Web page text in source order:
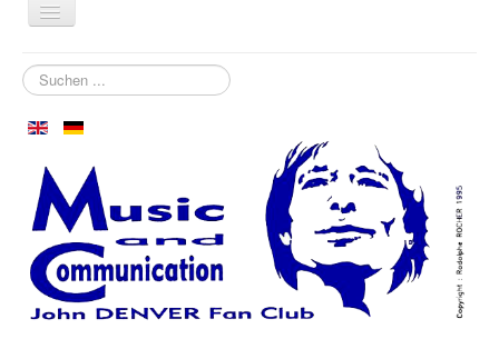
Startseite
Neuigkeiten
Aspen im Oktober
Clubtreffen
Die ersten 30 Jahre
Suchen
...